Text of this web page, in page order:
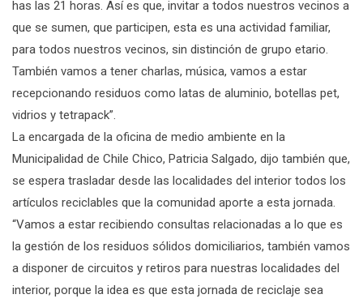
has las 21 horas. Así es que, invitar a todos nuestros vecinos a
que se sumen, que participen, esta es una actividad familiar,
para todos nuestros vecinos, sin distinción de grupo etario.
También vamos a tener charlas, música, vamos a estar
recepcionando residuos como latas de aluminio, botellas pet,
vidrios y tetrapack”.
La encargada de la oficina de medio ambiente en la
Municipalidad de Chile Chico, Patricia Salgado, dijo también que,
se espera trasladar desde las localidades del interior todos los
artículos reciclables que la comunidad aporte a esta jornada.
“Vamos a estar recibiendo consultas relacionadas a lo que es
la gestión de los residuos sólidos domiciliarios, también vamos
a disponer de circuitos y retiros para nuestras localidades del
interior, porque la idea es que esta jornada de reciclaje sea